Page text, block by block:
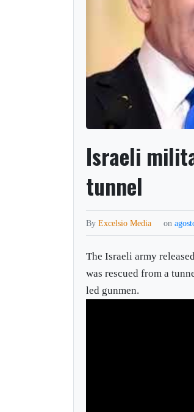
Israeli
tunnel
ByExcelsio Media on
The Israeli army
was rescued from a
led gunmen.